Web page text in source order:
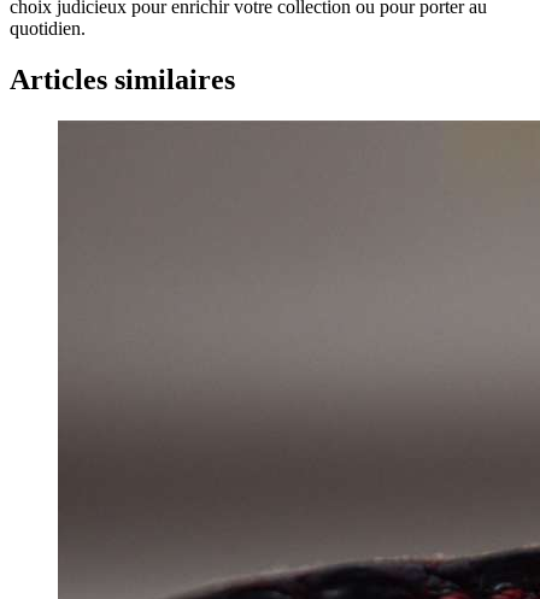
choix judicieux pour enrichir votre collection ou pour porter au
quotidien.
Articles similaires